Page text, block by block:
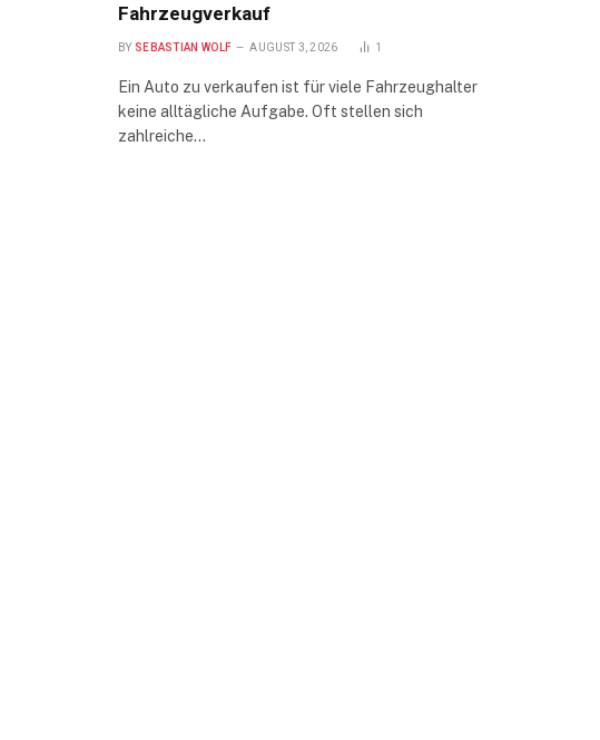
Fahrzeugverkauf
BY SEBASTIAN WOLF AUGUST 3, 2026 1
Ein Auto zu verkaufen ist für viele Fahrzeughalter
keine alltägliche Aufgabe. Oft stellen sich
zahlreiche…